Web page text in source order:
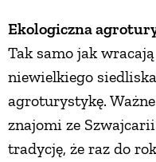
Ekologiczna
Tak samo jak
niewielkiego
agroturystykę.
znajomi ze
tradycję, że raz do